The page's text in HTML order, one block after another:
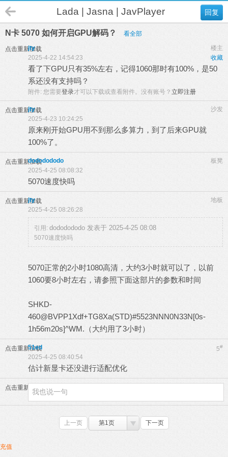
回复
Lada | Jasna | JavPlayer
N卡 5070 如何开启GPU解码？ 看全部
点击重新加载 楼主
jty
收藏
2025-4-22 14:54:23
看了下GPU只有35%左右，记得1060那时有100%，是50
系还没有支持吗？
附件: 您需要登录才可以下载或查看附件。没有账号？ 立即注册
点击重新加载 沙发
jty
2025-4-23 10:24:25
原来刚开始GPU用不到那么多算力，到了后来GPU就
100%了。
点击重新加载 板凳
dododododo
2025-4-25 08:08:32
5070速度快吗
点击重新加载 地板
jty
2025-4-25 08:26:28
引用: dododododo 发表于 2025-4-25 08:08
5070速度快吗
5070正常的2小时1080高清，大约3小时就可以了，以前
1060要8小时左右，请参照下面这部片的参数和时间
SHKD-
460@BVPP1Xdf+TG8Xa(STD)#5523NNN0N33N[0s-
1h56m20s]^WM.（大约用了3小时）
点击重新加载 5#
51ed
2025-4-25 08:40:54
估计新显卡还没进行适配优化
点击重新加载
上一页 第1页 下一页
充值